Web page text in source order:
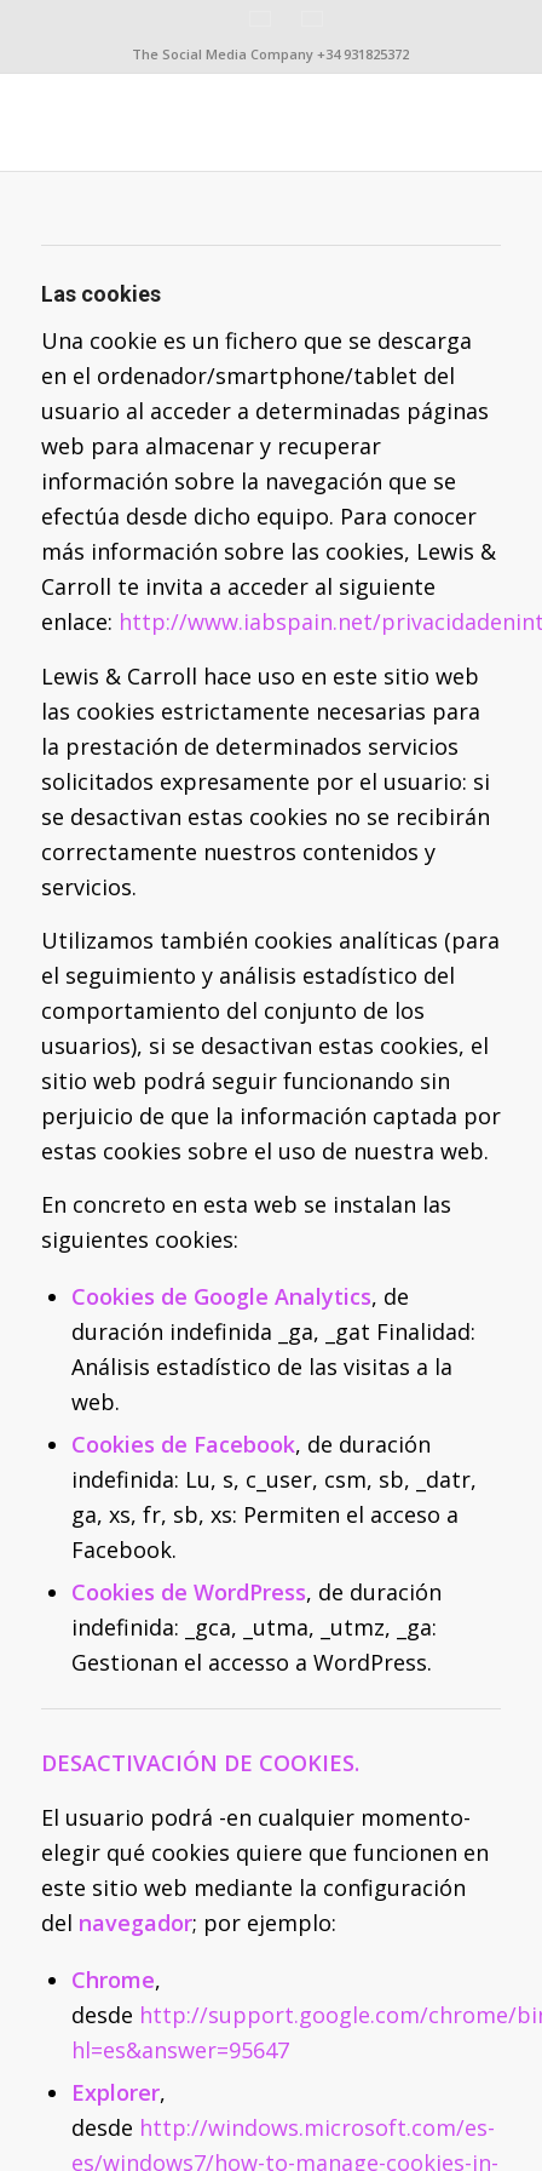
The Social Media Company +34 931825372
Las cookies
Una cookie es un fichero que se descarga
en el ordenador/smartphone/tablet del
usuario al acceder a determinadas páginas
web para almacenar y recuperar
información sobre la navegación que se
efectúa desde dicho equipo. Para conocer
más información sobre las cookies, Lewis &
Carroll te invita a acceder al siguiente
enlace: http://www.iabspain.net/
Lewis & Carroll hace uso en este sitio web
las cookies estrictamente necesarias para
la prestación de determinados servicios
solicitados expresamente por el usuario: si
se desactivan estas cookies no se recibirán
correctamente nuestros contenidos y
servicios.
Utilizamos también cookies analíticas (para
el seguimiento y análisis estadístico del
comportamiento del conjunto de los
usuarios), si se desactivan estas cookies, el
sitio web podrá seguir funcionando sin
perjuicio de que la información captada por
estas cookies sobre el uso de nuestra web.
En concreto en esta web se instalan las
siguientes cookies:
Cookies de Google Analytics, de
duración indefinida _ga, _gat Finalidad:
Análisis estadístico de las visitas a la
web.
Cookies de Facebook, de duración
indefinida: Lu, s, c_user, csm, sb, _datr,
ga, xs, fr, sb, xs: Permiten el acceso a
Facebook.
Cookies de WordPress, de duración
indefinida: _gca, _utma, _utmz, _ga:
Gestionan el accesso a WordPress.
DESACTIVACIÓN DE COOKIES.
El usuario podrá -en cualquier momento-
elegir qué cookies quiere que funcionen en
este sitio web mediante la configuración
del navegador; por ejemplo:
Chrome,
desde http://support.google.com/chrome/
hl=es&answer=95647
Explorer,
desde http://windows.microsoft.com/es-
es/windows7/how-to-manage-cookies-in-